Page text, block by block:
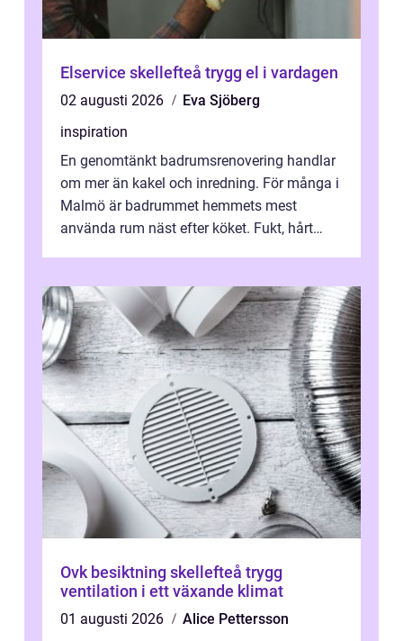
Elservice skellefteå trygg el i vardagen
02 augusti 2026
Eva Sjöberg
inspiration
En genomtänkt badrumsrenovering handlar
om mer än kakel och inredning. För många i
Malmö är badrummet hemmets mest
använda rum näst efter köket. Fukt, hårt
Ovk besiktning skellefteå trygg
ventilation i ett växande klimat
01 augusti 2026
Alice Pettersson